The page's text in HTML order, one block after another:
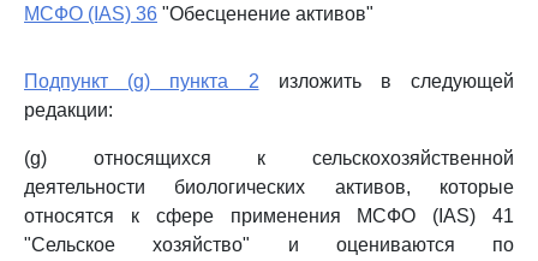
МСФО (IAS) 36 "Обесценение активов"
Подпункт (g) пункта 2 изложить в следующей
редакции:
(g) относящихся к сельскохозяйственной
деятельности биологических активов, которые
относятся к сфере применения МСФО (IAS) 41
"Сельское хозяйство" и оцениваются по